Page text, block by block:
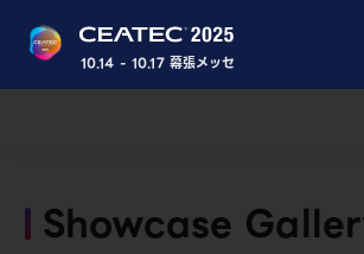
10.14 - 10.17 幕張メッセ
Showcase